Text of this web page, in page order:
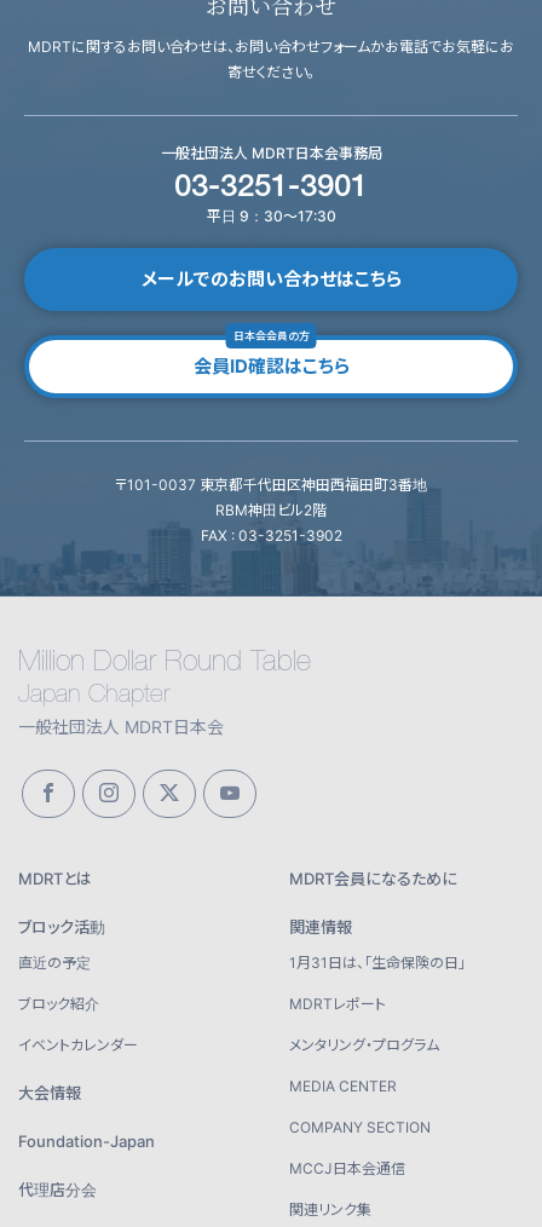
MDRTに関するお問い合わせは、お問い合わせフォームかお電話でお気軽にお
寄せください。
一般社団法人 MDRT日本会事務局
03-3251-3901
平日 9：30～17:30
メールでのお問い合わせはこちら
日本会会員の方
会員ID確認はこちら
〒101-0037 東京都千代田区神田西福田町3番地
RBM神田ビル2階
FAX : 03-3251-3902
Million Dollar Round Table
Japan Chapter
一般社団法人 MDRT日本会
MDRTとは MDRT会員になるために
ブロック活動
直近の予定
ブロック紹介
イベントカレンダー
大会情報
Foundation-Japan
代理店分会
関連情報
1月31日は、「生命保険の日」
MDRTレポート
メンタリング・プログラム
MEDIA CENTER
COMPANY SECTION
MCCJ日本会通信
関連リンク集